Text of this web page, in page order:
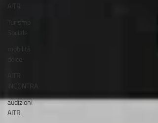
AITR
Sociale
mobilità
INCONTRA
audizioni
AITR